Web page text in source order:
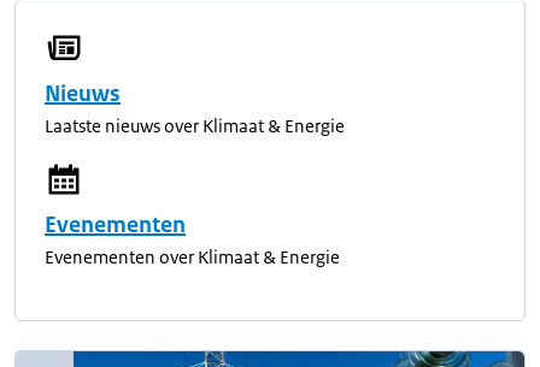
Nieuws
Laatste nieuws over Klimaat & Energie
Evenementen
Evenementen over Klimaat & Energie